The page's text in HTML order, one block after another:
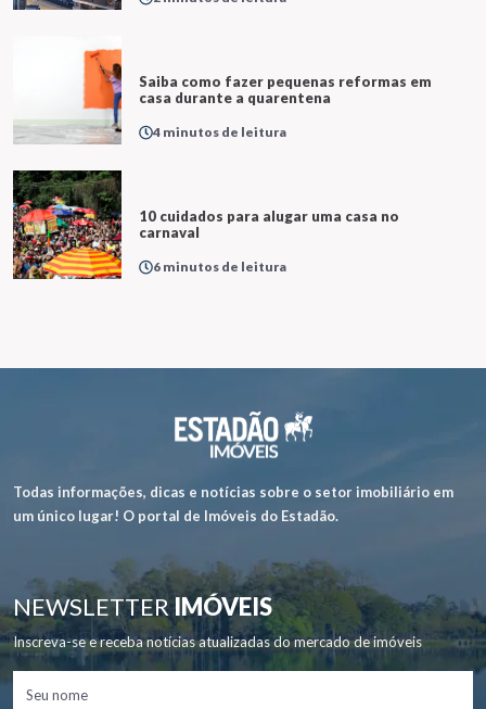
Saiba como fazer pequenas reformas em
casa durante a quarentena
4 minutos de leitura
10 cuidados para alugar uma casa no
carnaval
6 minutos de leitura
Todas informações, dicas e notícias sobre o setor imobiliário em
um único lugar! O portal de Imóveis do Estadão.
NEWSLETTERIMÓVEIS
Inscreva-se e receba notícias atualizadas do mercado de imóveis